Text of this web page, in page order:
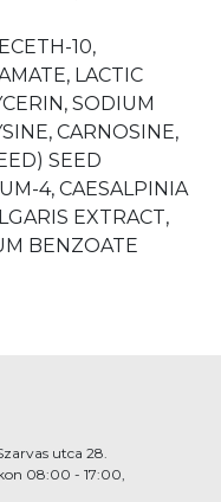
10,
LACTIC
SODIUM
CARNOSINE,
SEED
4, CAESALPINIA
EXTRACT,
BENZOATE
utca 28.
08:00 - 17:00,